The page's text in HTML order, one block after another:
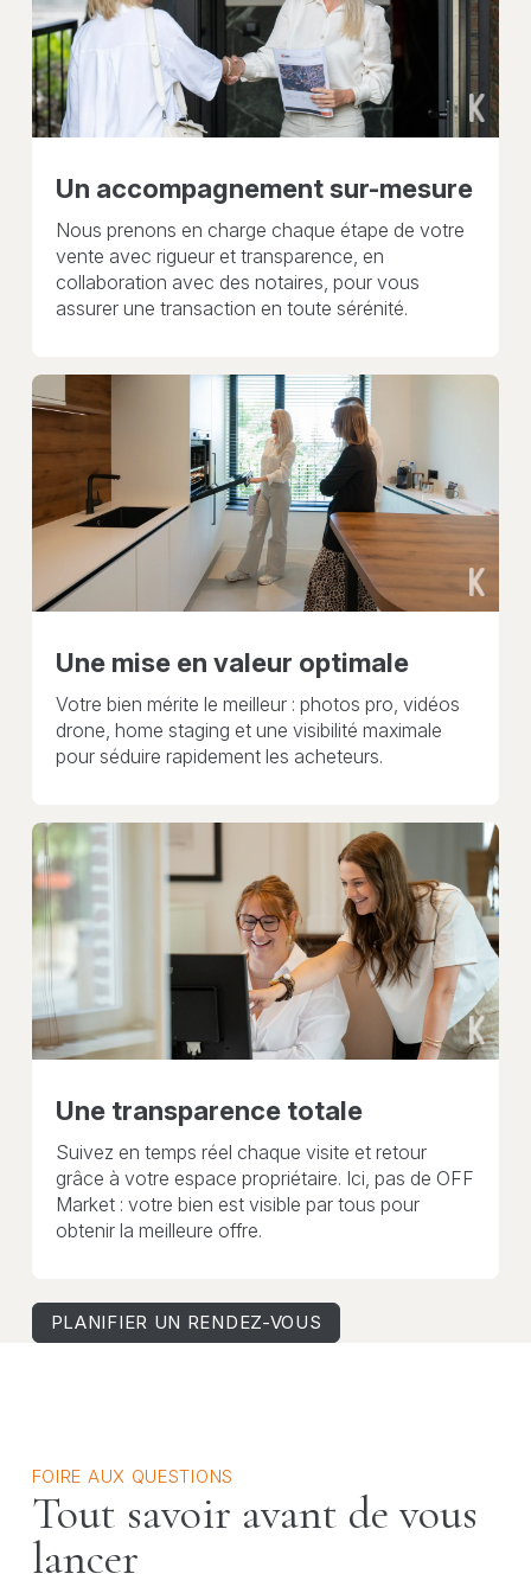
Un accompagnement sur-mesure
Nous prenons en charge chaque étape de votre
vente avec rigueur et transparence, en
collaboration avec des notaires, pour vous
assurer une transaction en toute sérénité.
Une mise en valeur optimale
Votre bien mérite le meilleur : photos pro, vidéos
drone, home staging et une visibilité maximale
pour séduire rapidement les acheteurs.
Une transparence totale
Suivez en temps réel chaque visite et retour
grâce à votre espace propriétaire. Ici, pas de OFF
Market : votre bien est visible par tous pour
obtenir la meilleure offre.
PLANIFIER UN RENDEZ-VOUS
FOIRE AUX QUESTIONS
Tout savoir avant de vous
lancer